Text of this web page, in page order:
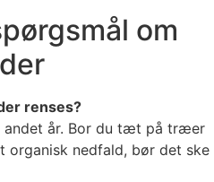
om
renses?
andet år. Bor du tæt på træer
organisk nedfald, bør det ske